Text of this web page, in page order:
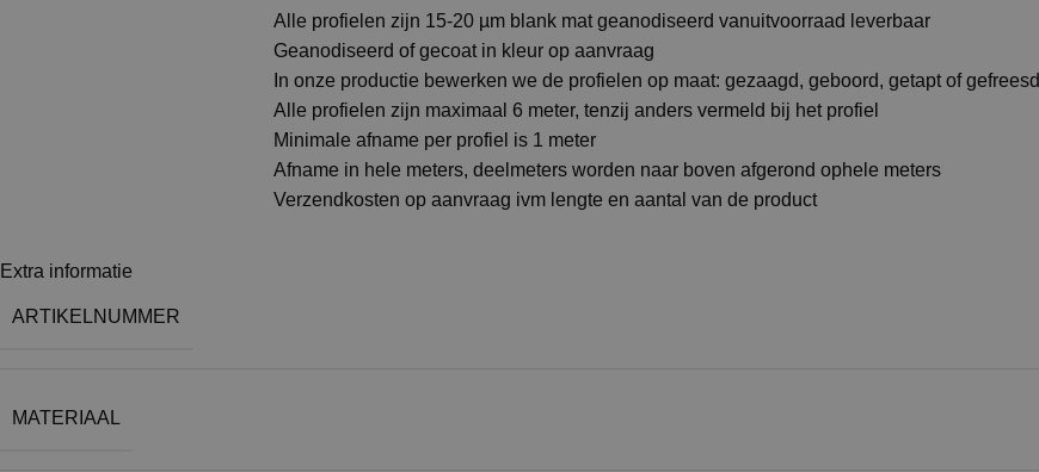
Alle profielen zijn 15-20 µm blank mat geanodiseerd vanuitvoorraad leverbaar
Geanodiseerd of gecoat in kleur op aanvraag
In onze productie bewerken we de profielen op maat: gezaagd, geboord, getapt of gefreesd
Alle profielen zijn maximaal 6 meter, tenzij anders vermeld bij het profiel
Minimale afname per profiel is 1 meter
Afname in hele meters, deelmeters worden naar boven afgerond ophele meters
Verzendkosten op aanvraag ivm lengte en aantal van de product
Extra informatie
ARTIKELNUMMER
MATERIAAL